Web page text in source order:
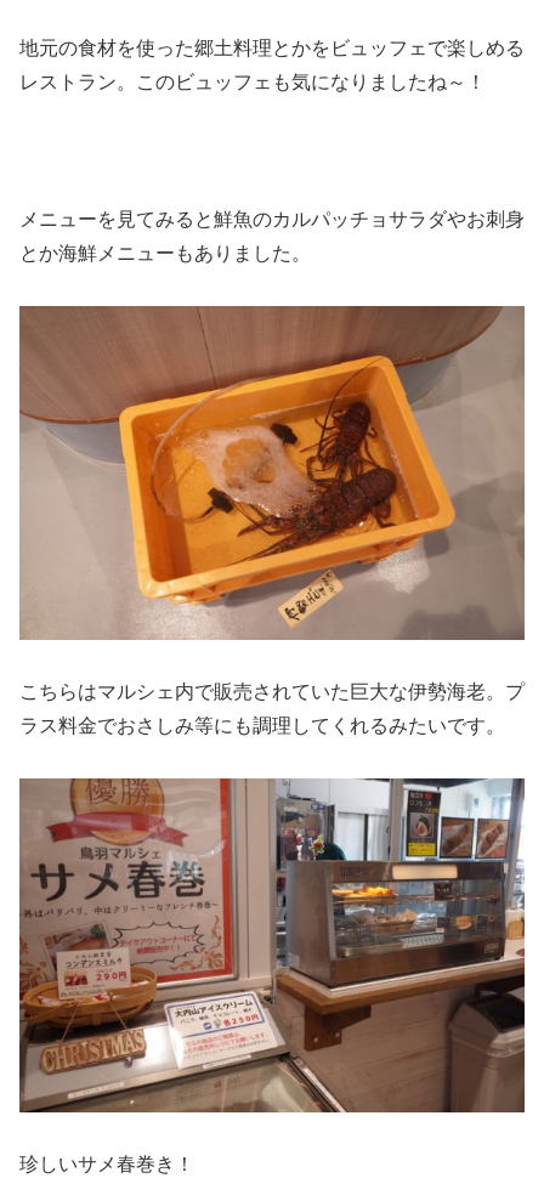
地元の食材を使った郷土料理とかをビュッフェで楽しめる
レストラン。このビュッフェも気になりましたね～！
メニューを見てみると鮮魚のカルパッチョサラダやお刺身
とか海鮮メニューもありました。
こちらはマルシェ内で販売されていた巨大な伊勢海老。プ
ラス料金でおさしみ等にも調理してくれるみたいです。
珍しいサメ春巻き！